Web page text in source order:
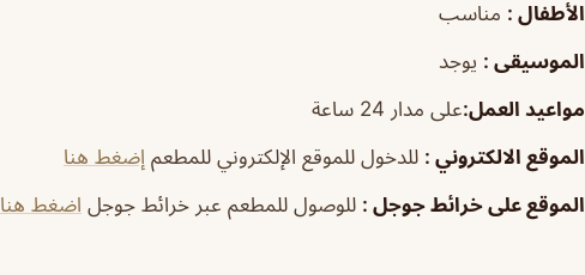
الأطفال : مناسب
الموسيقى : يوجد
مواعيد العمل:على مدار 24 ساعة
الموقع الالكتروني : للدخول للموقع الإلكتروني للمطعم إضغط هنا
الموقع على خرائط جوجل : للوصول للمطعم عبر خرائط جوجل اضغط هنا